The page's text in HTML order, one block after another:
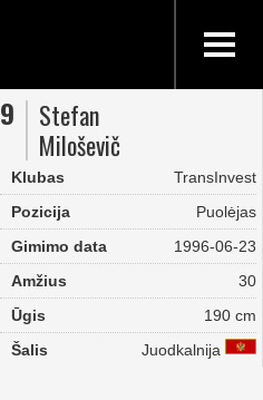
9
Stefan
Miloševič
Klubas
TransInvest
Pozicija
Puolėjas
Gimimo data
1996-06-23
Amžius
30
Ūgis
190 cm
Šalis
Juodkalnija